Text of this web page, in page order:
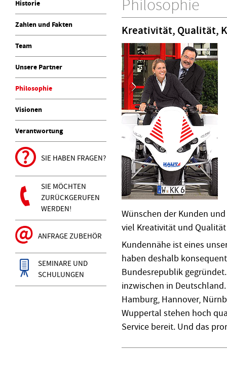
Historie
Zahlen und Fakten
Team
Unsere Partner
Philosophie
Visionen
Verantwortung
SIE HABEN FRAGEN?
SIE MÖCHTEN
ZURÜCKGERUFEN
WERDEN!
ANFRAGE ZUBEHÖR
SEMINARE UND
SCHULUNGEN
Philosophie
Kreativität, Qualität,
Wünschen der Kunden
viel Kreativität und
Kundennähe ist eines
haben deshalb
Bundesrepublik
inzwischen in
Hamburg, Hannover,
Wuppertal stehen hoch
Service bereit. Und das